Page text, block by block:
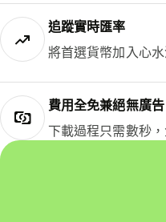
追蹤實時匯率
將首選貨幣加入心
費用全免兼絕無廣告
下載過程只需數秒